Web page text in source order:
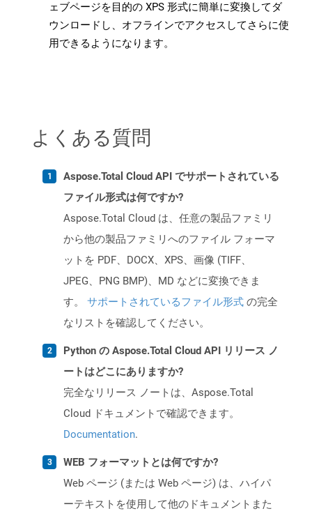
ェブページを目的の XPS 形式に簡単に変換してダ
ウンロードし、オフラインでアクセスしてさらに使
用できるようになります。
よくある質問
Aspose.Total Cloud API でサポートされている
ファイル形式は何ですか?
Aspose.Total Cloud は、任意の製品ファミリ
から他の製品ファミリへのファイル フォーマ
ットを PDF、DOCX、XPS、画像 (TIFF、
JPEG、PNG BMP)、MD などに変換できま
す。 サポートされているファイル形式 の完全
なリストを確認してください。
Python の Aspose.Total Cloud API リリース ノ
ートはどこにありますか?
完全なリリース ノートは、Aspose.Total
Cloud ドキュメントで確認できます。
Documentation.
WEB フォーマットとは何ですか?
Web ページ (または Web ページ) は、ハイパ
ーテキストを使用して他のドキュメントまた